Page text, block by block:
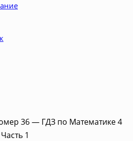
36 — ГДЗ по Математике 4
1